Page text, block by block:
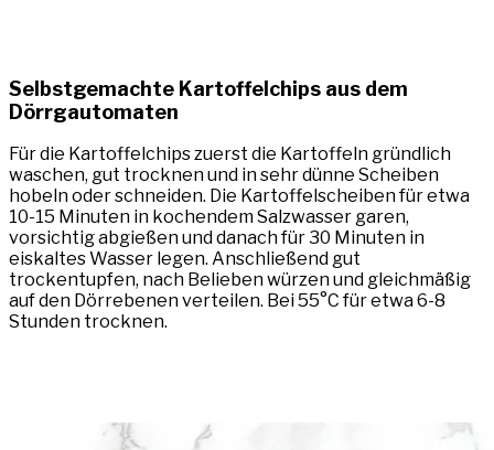
Selbstgemachte Kartoffelchips aus dem
Dörrgautomaten
Für die Kartoffelchips zuerst die Kartoffeln gründlich
waschen, gut trocknen und in sehr dünne Scheiben
hobeln oder schneiden. Die Kartoffelscheiben für etwa
10-15 Minuten in kochendem Salzwasser garen,
vorsichtig abgießen und danach für 30 Minuten in
eiskaltes Wasser legen. Anschließend gut
trockentupfen, nach Belieben würzen und gleichmäßig
auf den Dörrebenen verteilen. Bei 55°C für etwa 6-8
Stunden trocknen.